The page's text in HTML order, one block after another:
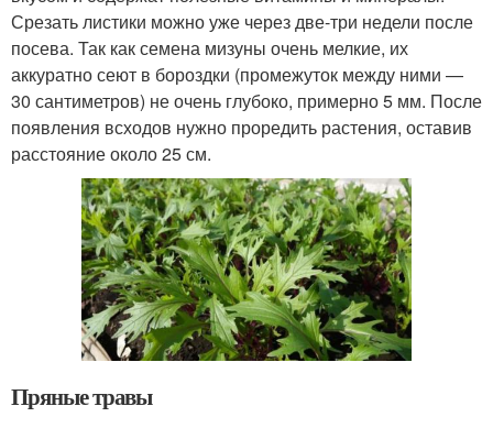
Срезать листики можно уже через две-три недели после
посева. Так как семена мизуны очень мелкие, их
аккуратно сеют в бороздки (промежуток между ними —
30 сантиметров) не очень глубоко, примерно 5 мм. После
появления всходов нужно проредить растения, оставив
расстояние около 25 см.
Пряные травы